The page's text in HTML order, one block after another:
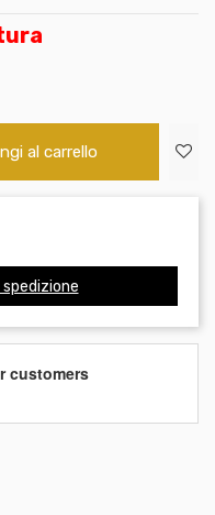
al carrello
customers